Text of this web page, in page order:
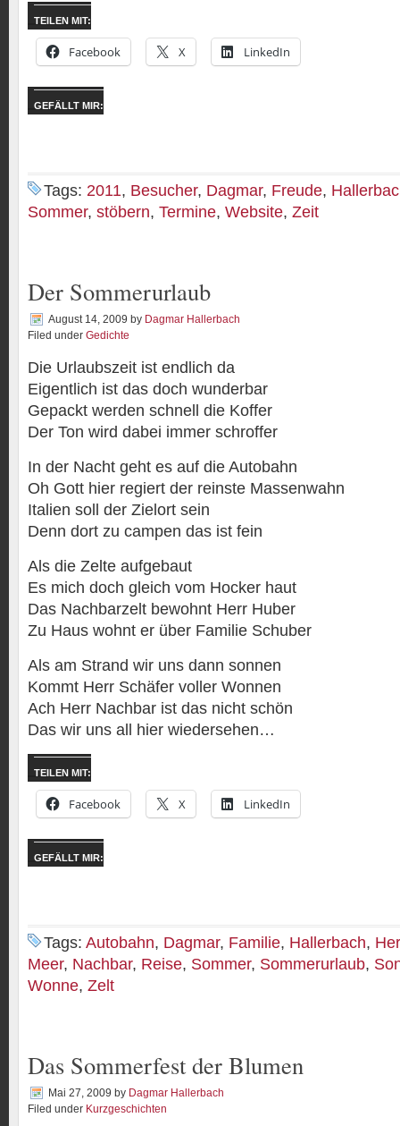
TEILEN MIT:
Facebook X LinkedIn
GEFÄLLT MIR:
Tags: 2011, Besucher, Dagmar, Freude,
Sommer, stöbern, Termine, Website, Zeit
Der Sommerurlaub
August 14, 2009 by Dagmar Hallerbach
Filed under Gedichte
Die Urlaubszeit ist endlich da
Eigentlich ist das doch wunderbar
Gepackt werden schnell die Koffer
Der Ton wird dabei immer schroffer
In der Nacht geht es auf die Autobahn
Oh Gott hier regiert der reinste Massenwahn
Italien soll der Zielort sein
Denn dort zu campen das ist fein
Als die Zelte aufgebaut
Es mich doch gleich vom Hocker haut
Das Nachbarzelt bewohnt Herr Huber
Zu Haus wohnt er über Familie Schuber
Als am Strand wir uns dann sonnen
Kommt Herr Schäfer voller Wonnen
Ach Herr Nachbar ist das nicht schön
Das wir uns all hier wiedersehen…
TEILEN MIT:
Facebook X LinkedIn
GEFÄLLT MIR:
Tags: Autobahn, Dagmar, Familie, Hallerbach,
Meer, Nachbar, Reise, Sommer, Sommerurlaub,
Wonne, Zelt
Das Sommerfest der Blumen
Mai 27, 2009 by Dagmar Hallerbach
Filed under Kurzgeschichten